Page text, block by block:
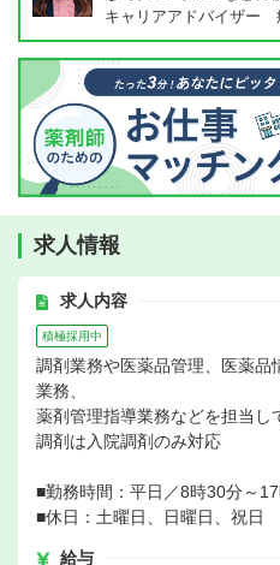
キャリアアドバイザー
求人情報
求人内容
積極採用中
調剤業務や医薬品管理、医薬品
業務、
薬剤管理指導業務などを担当し
調剤は入院調剤のみ対応
■勤務時間：平日／8時30分～
■休日：土曜日、日曜日、祝日
給与